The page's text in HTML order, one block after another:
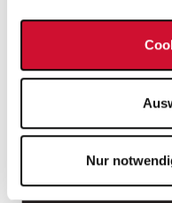
Nur
Tarifliche
Stelleninfos